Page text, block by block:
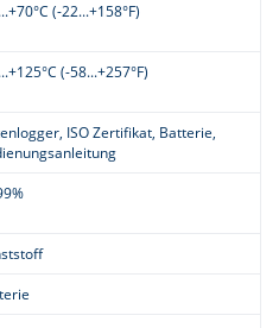
(-22...+158°F)
(-58...+257°F)
ISO Zertifikat, Batterie,